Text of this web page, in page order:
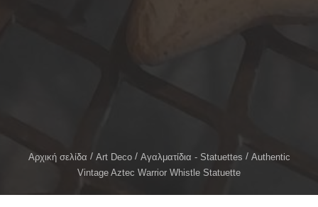
Αρχική σελίδα Art Deco Αγαλματίδια - Statuettes
Authentic
Vintage Aztec Warrior Whistle Statuette